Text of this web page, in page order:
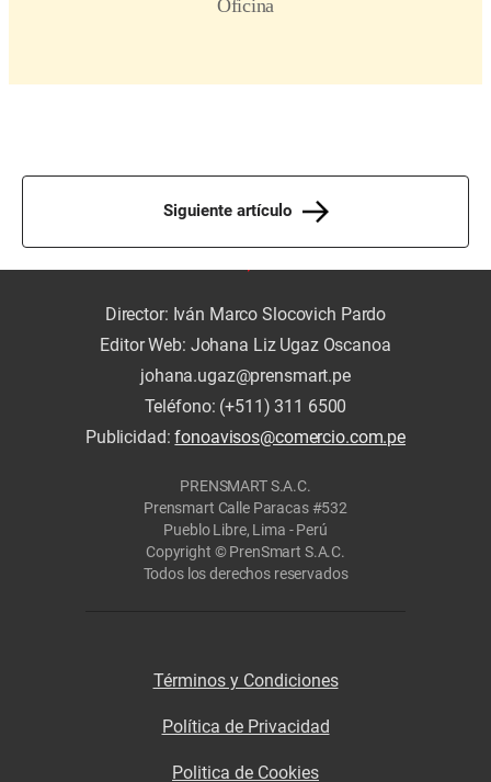
Siguiente artículo
Director: Iván Marco Slocovich Pardo
Editor Web: Johana Liz Ugaz Oscanoa
johana.ugaz@prensmart.pe
Teléfono: (+511) 311 6500
Publicidad:fonoavisos@comercio.com.pe
PRENSMART S.A.C.
Prensmart Calle Paracas #532
Pueblo Libre, Lima - Perú
Copyright © PrenSmart S.A.C.
Todos los derechos reservados
Términos y Condiciones
Política de Privacidad
Politica de Cookies